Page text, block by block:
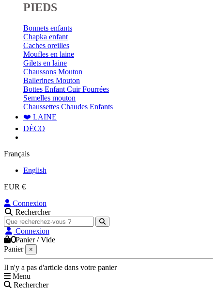
PIEDS
Bonnets enfants
Chapka enfant
Caches oreilles
Moufles en laine
Gilets en laine
Chaussons Mouton
Ballerines Mouton
Bottes Enfant Cuir Fourrées
Semelles mouton
Chaussettes Chaudes Enfants
❤️ LAINE
DÉCO
Français
English
EUR €
Connexion
Rechercher
Connexion
0Panier /Vide
Panier
×
Il n'y a pas d'article dans votre panier
Menu
Rechercher